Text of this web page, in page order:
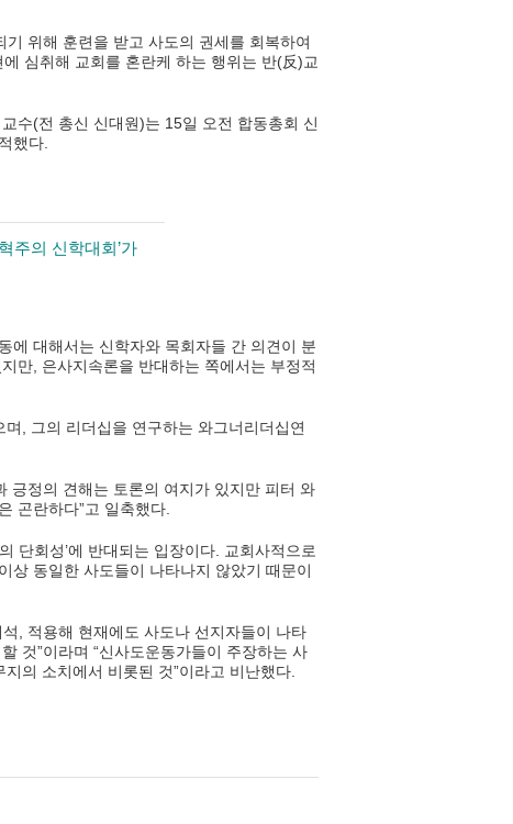
위해 훈련을 받고 사도의 권세를 회복하여
심취해 교회를 혼란케 하는 행위는 반(反)교
수(전 총신 신대원)는 15일 오전 합동총회 신
했다.
주의 신학대회’가
에 대해서는 신학자와 목회자들 간 의견이 분
만, 은사지속론을 반대하는 쪽에서는 부정적
, 그의 리더십을 연구하는 와그너리더십연
긍정의 견해는 토론의 여지가 있지만 피터 와
곤란하다”고 일축했다.
단회성’에 반대되는 입장이다. 교회사적으로
상 동일한 사도들이 나타나지 않았기 때문이
, 적용해 현재에도 사도나 선지자들이 나타
것”이라며 “신사도운동가들이 주장하는 사
의 소치에서 비롯된 것”이라고 비난했다.